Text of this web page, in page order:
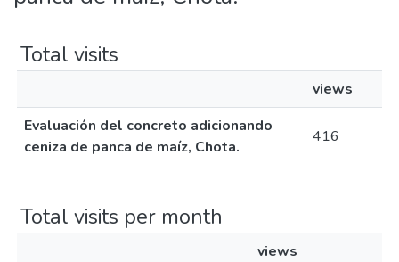
Total visits
views
Evaluación del concreto adicionando
ceniza de panca de maíz, Chota.
416
Total visits per month
views